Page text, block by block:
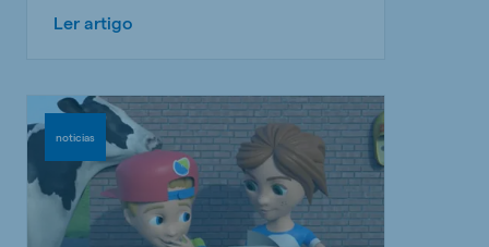
Ler artigo
noticias